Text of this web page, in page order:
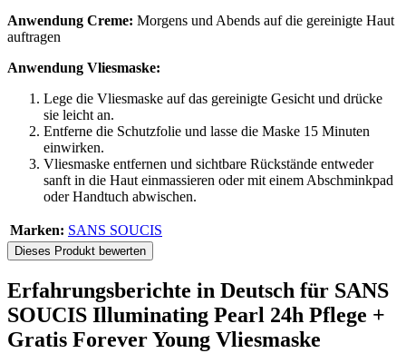
Anwendung Creme: Morgens und Abends auf die gereinigte Haut
auftragen
Anwendung Vliesmaske:
Lege die Vliesmaske auf das gereinigte Gesicht und drücke
sie leicht an.
Entferne die Schutzfolie und lasse die Maske 15 Minuten
einwirken.
Vliesmaske entfernen und sichtbare Rückstände entweder
sanft in die Haut einmassieren oder mit einem Abschminkpad
oder Handtuch abwischen.
Marken: SANS SOUCIS
Dieses Produkt bewerten
Erfahrungsberichte in Deutsch für SANS
SOUCIS Illuminating Pearl 24h Pflege +
Gratis Forever Young Vliesmaske